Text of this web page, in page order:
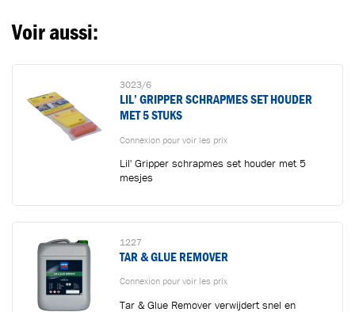
Voir aussi:
3023/6
LIL’ GRIPPER SCHRAPMES SET HOUDER
MET 5 STUKS
Connexion pour voir les prix
Lil' Gripper schrapmes set houder met 5
mesjes
1227
TAR & GLUE REMOVER
Connexion pour voir les prix
Tar & Glue Remover verwijdert snel en